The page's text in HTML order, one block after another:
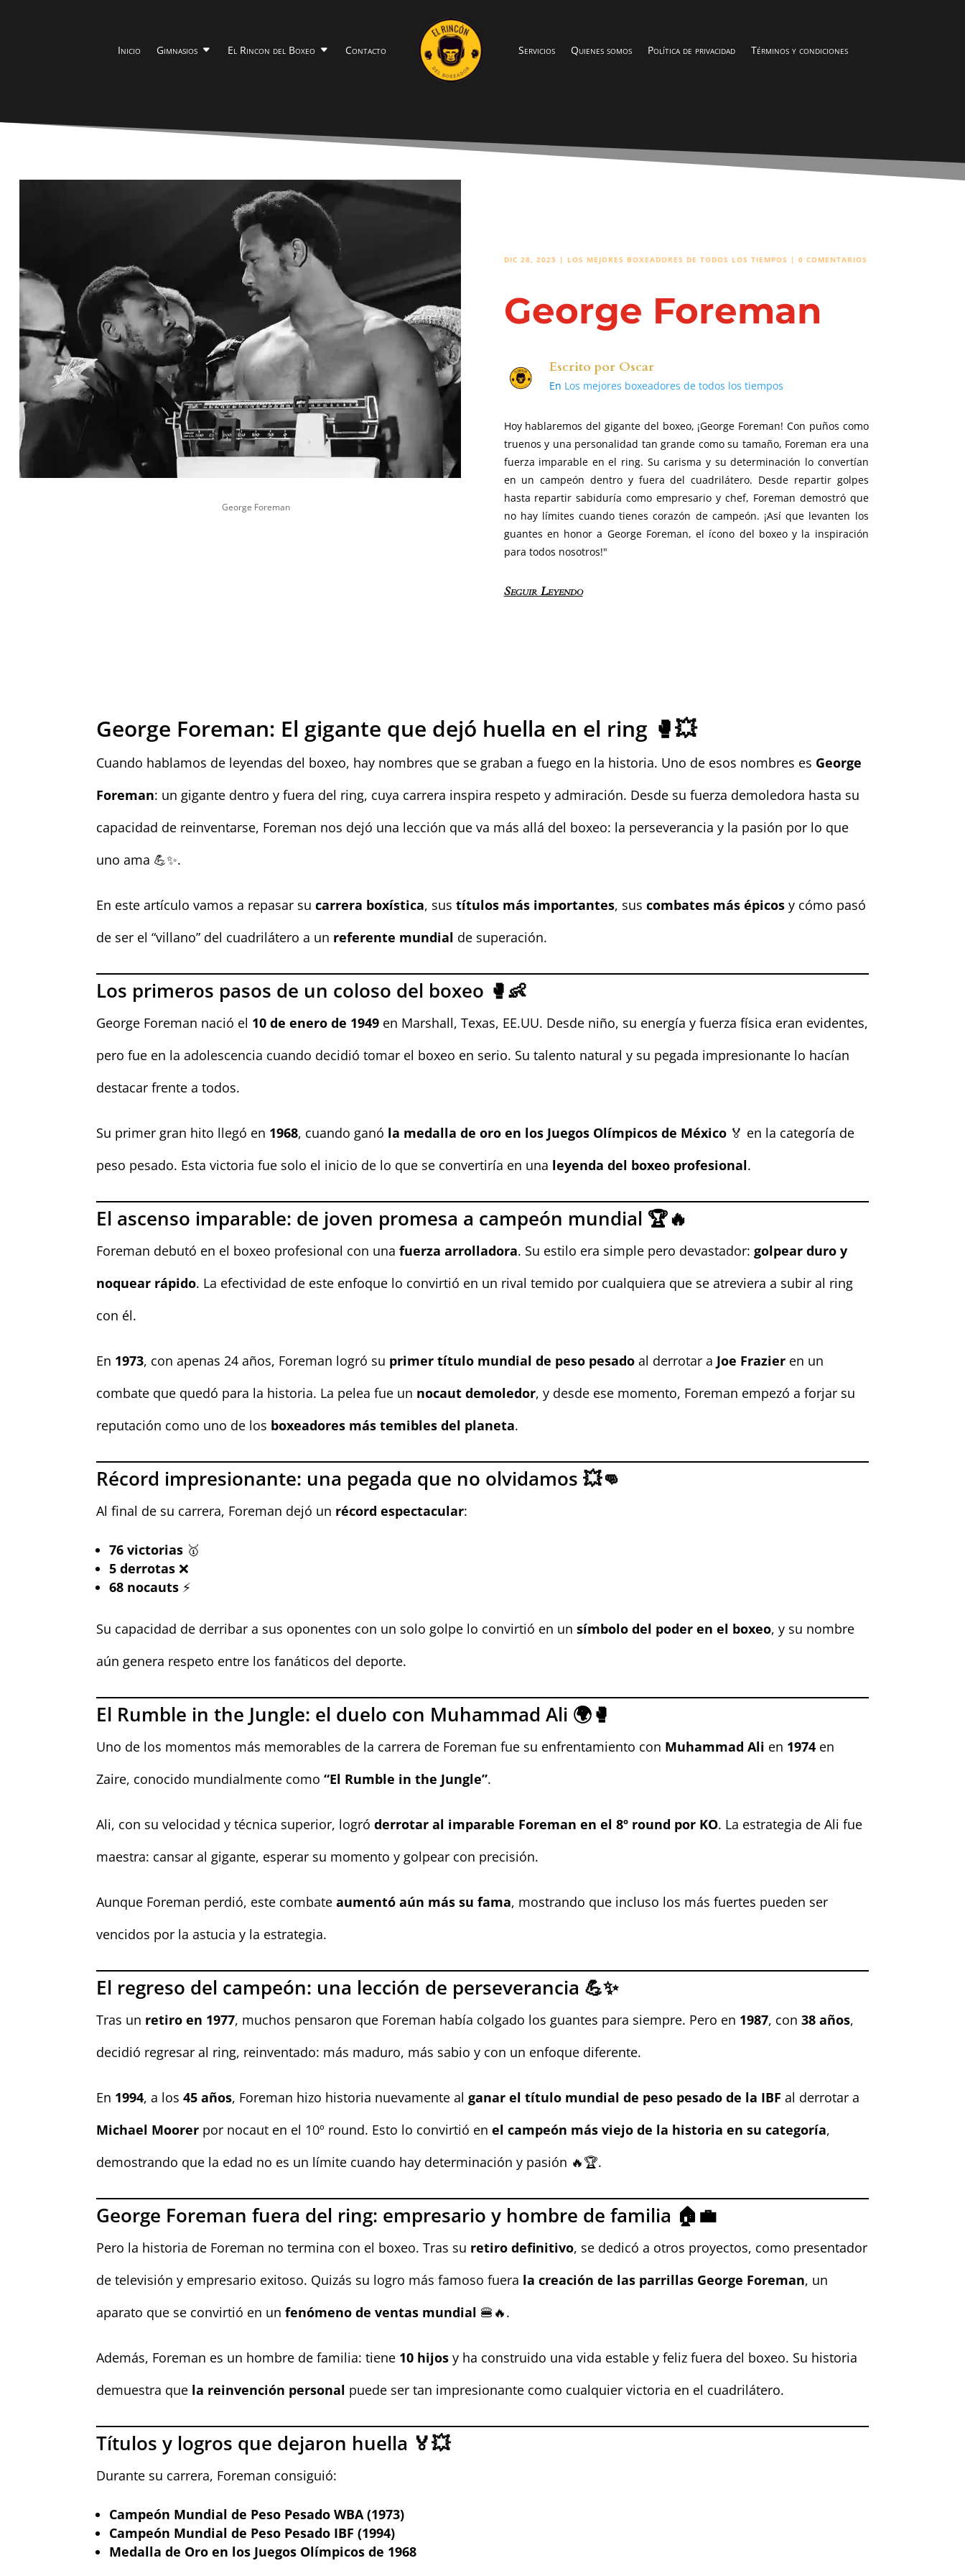
Inicio Gimnasios El Rincon del Boxeo Contacto Servicios Quienes somos Política de privacidad Términos y condiciones
George Foreman
DIC 28, 2025 | LOS MEJORES BOXEADORES DE TODOS LOS TIEMPOS | 0 COMENTARIOS
George Foreman
Escrito por Oscar
En Los mejores boxeadores de todos los tiempos
Hoy hablaremos del gigante del boxeo, ¡George Foreman! Con puños como
truenos y una personalidad tan grande como su tamaño, Foreman era una
fuerza imparable en el ring. Su carisma y su determinación lo convertían
en un campeón dentro y fuera del cuadrilátero. Desde repartir golpes
hasta repartir sabiduría como empresario y chef, Foreman demostró que
no hay límites cuando tienes corazón de campeón. ¡Así que levanten los
guantes en honor a George Foreman, el ícono del boxeo y la inspiración
para todos nosotros!"
Seguir Leyendo
George Foreman: El gigante que dejó huella en el ring 🥊💥
Cuando hablamos de leyendas del boxeo, hay nombres que se graban a fuego en la historia. Uno de esos nombres es George
Foreman: un gigante dentro y fuera del ring, cuya carrera inspira respeto y admiración. Desde su fuerza demoledora hasta su
capacidad de reinventarse, Foreman nos dejó una lección que va más allá del boxeo: la perseverancia y la pasión por lo que
uno ama 💪✨.
En este artículo vamos a repasar sucarrera boxística, sustítulos más importantes, suscombates más épicos y cómo pasó
de ser el “villano” del cuadrilátero a un referente mundial de superación.
Los primeros pasos de un coloso del boxeo 🥊👶
George Foreman nació el 10 de enero de 1949 en Marshall, Texas, EE.UU. Desde niño, su energía y fuerza física eran evidentes,
pero fue en la adolescencia cuando decidió tomar el boxeo en serio. Su talento natural y su pegada impresionante lo hacían
destacar frente a todos.
Su primer gran hito llegó en 1968, cuando ganó la medalla de oro en los Juegos Olímpicos de México 🏅 en la categoría de
peso pesado. Esta victoria fue solo el inicio de lo que se convertiría en una leyenda del boxeo profesional.
El ascenso imparable: de joven promesa a campeón mundial 🏆🔥
Foreman debutó en el boxeo profesional con unafuerza arrolladora. Su estilo era simple pero devastador:golpear duro y
noquear rápido. La efectividad de este enfoque lo convirtió en un rival temido por cualquiera que se atreviera a subir al ring
con él.
En 1973, con apenas 24 años, Foreman logró su primer título mundial de peso pesado al derrotar a Joe Frazier en un
combate que quedó para la historia. La pelea fue un nocaut demoledor, y desde ese momento, Foreman empezó a forjar su
reputación como uno de los boxeadores más temibles del planeta.
Récord impresionante: una pegada que no olvidamos 💥👊
Al final de su carrera, Foreman dejó un récord espectacular:
76 victorias 🥇
5 derrotas ❌
68 nocauts ⚡
Su capacidad de derribar a sus oponentes con un solo golpe lo convirtió en unsímbolo del poder en el boxeo, y su nombre
aún genera respeto entre los fanáticos del deporte.
El Rumble in the Jungle: el duelo con Muhammad Ali 🌍🥊
Uno de los momentos más memorables de la carrera de Foreman fue su enfrentamiento con Muhammad Ali en 1974 en
Zaire, conocido mundialmente como“El Rumble in the Jungle”.
Ali, con su velocidad y técnica superior, logróderrotar al imparable Foreman en el 8º round por KO. La estrategia de Ali fue
maestra: cansar al gigante, esperar su momento y golpear con precisión.
Aunque Foreman perdió, este combateaumentó aún más su fama, mostrando que incluso los más fuertes pueden ser
vencidos por la astucia y la estrategia.
El regreso del campeón: una lección de perseverancia 💪✨
Tras un retiro en 1977, muchos pensaron que Foreman había colgado los guantes para siempre. Pero en 1987, con38 años,
decidió regresar al ring, reinventado: más maduro, más sabio y con un enfoque diferente.
En 1994, a los45 años, Foreman hizo historia nuevamente alganar el título mundial de peso pesado de la IBF al derrotar a
Michael Moorer por nocaut en el 10º round. Esto lo convirtió enel campeón más viejo de la historia en su categoría,
demostrando que la edad no es un límite cuando hay determinación y pasión 🔥🏆.
George Foreman fuera del ring: empresario y hombre de familia 🏠💼
Pero la historia de Foreman no termina con el boxeo. Tras su retiro definitivo, se dedicó a otros proyectos, como presentador
de televisión y empresario exitoso. Quizás su logro más famoso fuera la creación de las parrillas George Foreman, un
aparato que se convirtió en unfenómeno de ventas mundial 🍔🔥.
Además, Foreman es un hombre de familia: tiene 10 hijos y ha construido una vida estable y feliz fuera del boxeo. Su historia
demuestra que la reinvención personal puede ser tan impresionante como cualquier victoria en el cuadrilátero.
Títulos y logros que dejaron huella 🏅💥
Durante su carrera, Foreman consiguió:
Campeón Mundial de Peso Pesado WBA (1973)
Campeón Mundial de Peso Pesado IBF (1994)
Medalla de Oro en los Juegos Olímpicos de 1968